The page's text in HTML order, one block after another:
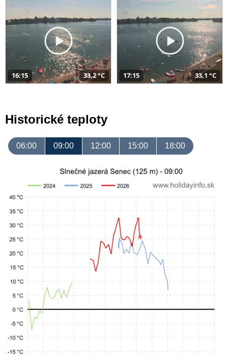
16:15 33,2 °C 17:15 33,1 °C
Historické teploty
06:00 09:00 12:00 15:00 18:00